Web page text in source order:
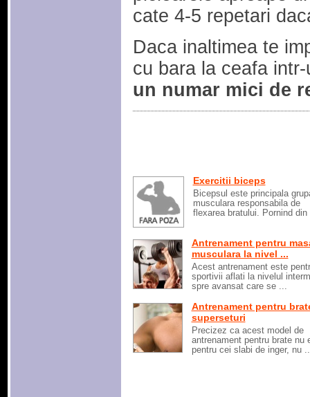
cate 4-5 repetari
Daca inaltimea te
cu bara la ceafa
un numar mici de
Exercitii biceps
Bicepsul este principala
musculara responsabila de
flexarea bratului. Pornind din
Antrenament pentru
musculara la nivel ...
Acest antrenament este
sportivii aflati la nivelul
spre avansat care se ...
Antrenament pentru
superseturi
Precizez ca acest model de
antrenament pentru brate nu
pentru cei slabi de inger, nu